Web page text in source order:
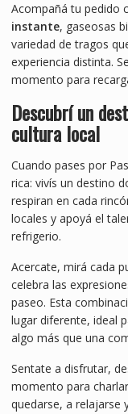
Acompañá tu pedido
instante, gaseosas
variedad de tragos
experiencia distinta.
momento para
Descubrí un
cultura local
Cuando pases por
rica: vivís un destino
respiran en cada
locales y apoyá el
refrigerio.
Acercate, mirá cada
celebra las
paseo. Esta
lugar diferente, ideal
algo más que una
Sentate a disfrutar,
momento para
quedarse, a relajarse